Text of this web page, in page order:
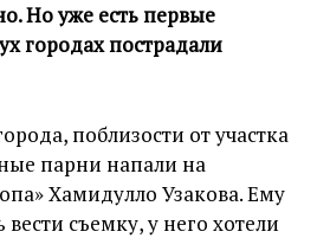
Но уже есть первые
городах пострадали
поблизости от участка
парни напали на
Хамидулло Узакова. Ему
съемку, у него хотели